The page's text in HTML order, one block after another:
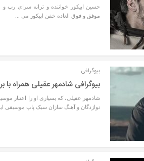
حسین اپیکور خواننده و ترانه سرای
موفق و فوق العاده خفن اپیکور می ...
بیوگرافی
بیوگرافی شادمهر عقیلی همراه
شادمهر عقیلی، که بسیاری او را اعتبار
نوازدگان و آهنگ سازان سبک پاپ موسیقی